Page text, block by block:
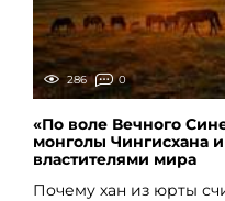
286 0
«По воле Вечного
монголы Чингисхана
властителями мира
Почему хан из юрты